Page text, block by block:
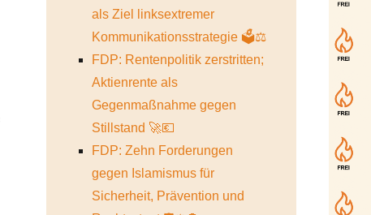
als Ziel linksextremer
Kommunikationsstrategie 🗳️⚖️
FDP: Rentenpolitik zerstritten;
Aktienrente als
Gegenmaßnahme gegen
Stillstand 🚀💶
FDP: Zehn Forderungen
gegen Islamismus für
Sicherheit, Prävention und